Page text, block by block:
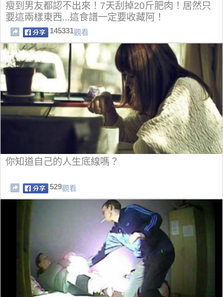
瘦到男友都認不出來！7天刮掉20斤肥肉！居然只
要這兩樣東西...這食譜一定要收藏阿！
145331觀看
你知道自己的人生底線嗎？
529觀看